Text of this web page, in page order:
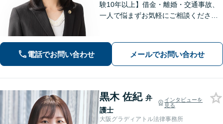
験10年以上】借金・離婚・交通事故、
一人で悩まずお気軽にご相談ください
迎【谷町九丁目駅・大阪上本町駅から
地下で直結／近鉄沿線からアクセス良
電話でお問い合わせ メールでお問い合わせ
黒木 佐紀 弁
護士
インタビューを
見る
大阪グラディアトル法律事務所